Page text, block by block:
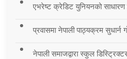
एभरेष्ट क्रेडिट युनियनको
प्रवासमा नेपाली पाठ्यक्रम सुधार्न
नेपाली समाजद्वारा स्कुल